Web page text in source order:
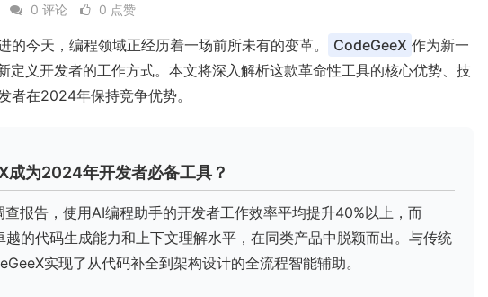
0 评论 0 点赞
的今天，编程领域正经历着一场前所未有的变革。 CodeGeeX 作为新一
定义开发者的工作方式。本文将深入解析这款革命性工具的核心优势、技
者在2024年保持竞争优势。
成为2024年开发者必备工具？
报告，使用AI编程助手的开发者工作效率平均提升40%以上，而
的代码生成能力和上下文理解水平，在同类产品中脱颖而出。与传统
实现了从代码补全到架构设计的全流程智能辅助。